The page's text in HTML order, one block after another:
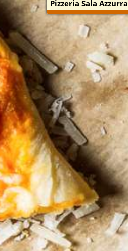
zuerst)
Pizzeria Sala Azzurra